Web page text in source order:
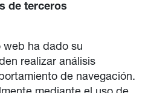
de terceros
ha dado su
realizar análisis
de navegación.